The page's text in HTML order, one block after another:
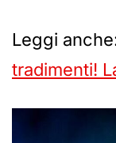
Leggi
tradimenti!